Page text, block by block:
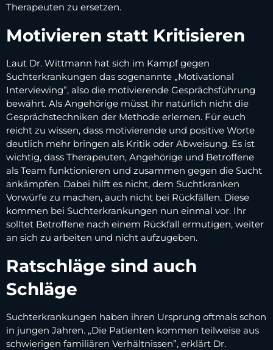
Therapeuten zu ersetzen.
Motivieren statt Kritisieren
Laut Dr. Wittmann hat sich im Kampf gegen
Suchterkrankungen das sogenannte „Motivational
Interviewing”, also die motivierende Gesprächsführung
bewährt. Als Angehörige müsst ihr natürlich nicht die
Gesprächstechniken der Methode erlernen. Für euch
reicht zu wissen, dass motivierende und positive Worte
deutlich mehr bringen als Kritik oder Abweisung. Es ist
wichtig, dass Therapeuten, Angehörige und Betroffene
als Team funktionieren und zusammen gegen die Sucht
ankämpfen. Dabei hilft es nicht, dem Suchtkranken
Vorwürfe zu machen, auch nicht bei Rückfällen. Diese
kommen bei Suchterkrankungen nun einmal vor. Ihr
solltet Betroffene nach einem Rückfall ermutigen, weiter
an sich zu arbeiten und nicht aufzugeben.
Ratschläge sind auch
Schläge
Suchterkrankungen haben ihren Ursprung oftmals schon
in jungen Jahren. „Die Patienten kommen teilweise aus
schwierigen familiären Verhältnissen”, erklärt Dr.